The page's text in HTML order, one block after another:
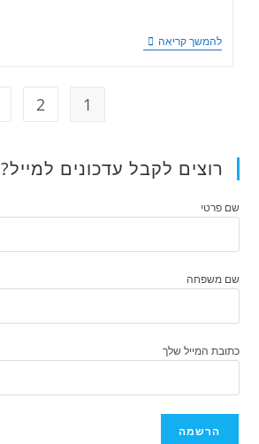
להמשך קריאה
1
2
רוצים לקבל עדכונים למייל?
שם פרטי
שם משפחה
כתובת המייל שלך